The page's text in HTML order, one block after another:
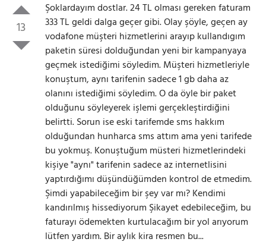
13
Şoklardayım dostlar. 24 TL olması gereken faturam
333 TL geldi dalga geçer gibi. Olay şöyle, geçen ay
vodafone müşteri hizmetlerini arayıp kullandıgım
paketin süresi dolduğundan yeni bir kampanyaya
geçmek istediğimi söyledim. Müşteri hizmetleriyle
konuştum, aynı tarifenin sadece 1 gb daha az
olanını istediğimi söyledim. O da öyle bir paket
olduğunu söyleyerek işlemi gerçekleştirdiğini
belirtti. Sorun ise eski tarifemde sms hakkım
olduğundan hunharca sms attım ama yeni tarifede
bu yokmuş. Konuştuğum müsteri hizmetlerindeki
kişiye "aynı" tarifenin sadece az internetlisini
yaptırdığımı düşündüğümden kontrol de etmedim.
Şimdi yapabileceğim bir şey var mı? Kendimi
kandırılmış hissediyorum Şikayet edebileceğim, bu
faturayı ödemekten kurtulacağım bir yol arıyorum
lütfen yardım. Bir aylık kira resmen bu...